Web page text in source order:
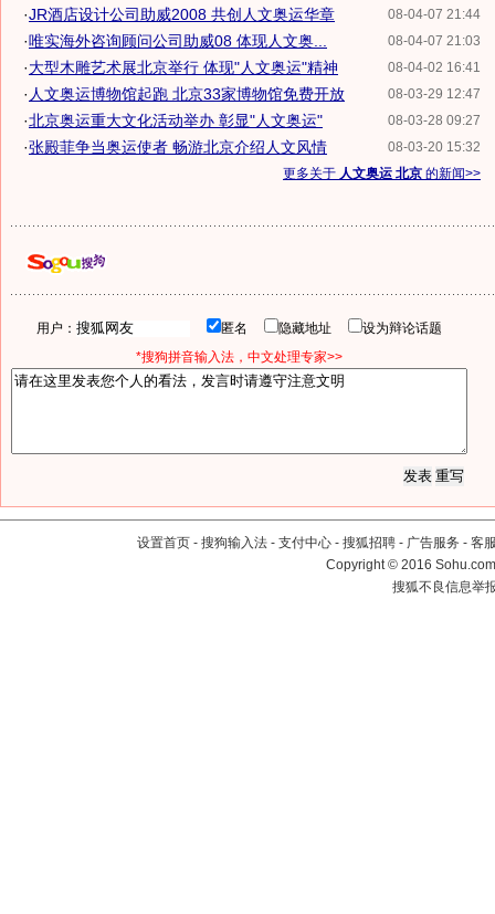
08-04-07 21:44
·JR酒店设计公司助威2008 共创人文奥运华章
08-04-07 21:03
·唯实海外咨询顾问公司助威08 体现人文奥...
08-04-02 16:41
·大型木雕艺术展北京举行 体现"人文奥运"精神
08-03-29 12:47
· 人文奥运博物馆起跑 北京33家博物馆免费开放
08-03-28 09:27
·北京奥运重大文化活动举办 彰显"人文奥运"
08-03-20 15:32
·张殿菲争当奥运使者 畅游北京介绍人文风情
更多关于 人文奥运 北京 的新闻>>
用户： 匿名 隐藏地址
设为辩论话题
*搜狗拼音输入法，中文处理专家>>
设置首页 - 搜狗输入法 - 支付中心 - 搜狐招聘 - 广告服务 - 客
Copyright©2016
搜狐不良信息举